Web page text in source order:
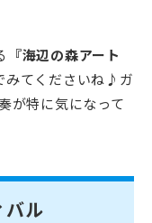
『海辺の森アート
みてくださいね♪ガ
が特に気になって
バル